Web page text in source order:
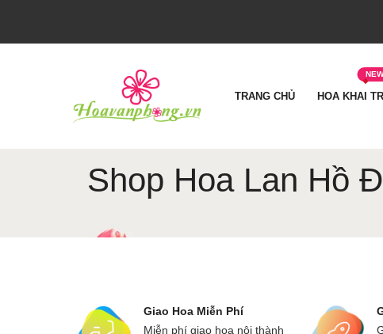
TRANG CHỦ HOA KHAI
NEW
Shop Hoa Lan Hồ
Giao Hoa Miễn Phí
Miễn phí giao hoa nội thành